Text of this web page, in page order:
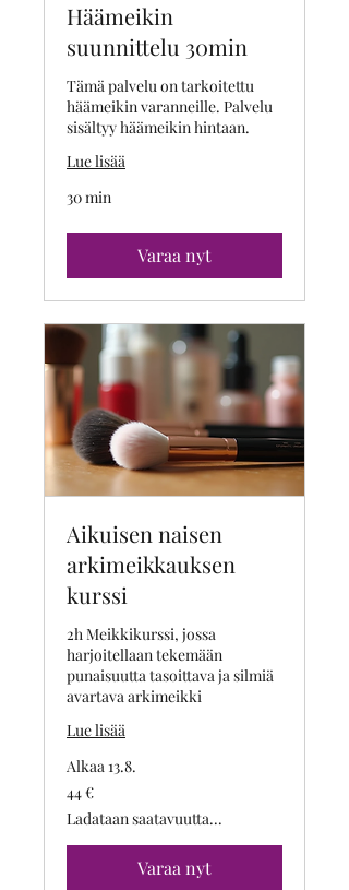
Häämeikin
suunnittelu 30min
Tämä palvelu on tarkoitettu
häämeikin varanneille. Palvelu
sisältyy häämeikin hintaan.
Lue lisää
30 min
Varaa nyt
Aikuisen naisen
arkimeikkauksen
kurssi
2h Meikkikurssi, jossa
harjoitellaan tekemään
punaisuutta tasoittava ja silmiä
avartava arkimeikki
Lue lisää
Alkaa 13.8.
euroa
44 €
Ladataan saatavuutta...
Varaa nyt